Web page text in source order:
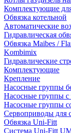
Комплектующие
Обвязка котельной
Автоматические
Гидравлическая
Обвязка Maibes /
Kombimix
Гидравлические
Комплектующие
Крепление
Насосные группы
Насосные группы
Насосные группы
Сервоприводы для
Обвязка Uni-Fitt
Система Uni-Fitt